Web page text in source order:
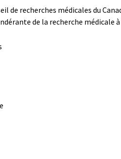
de recherches médicales du
de la recherche médicale à